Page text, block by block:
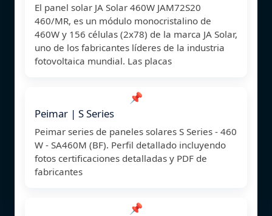
El panel solar JA Solar 460W JAM72S20
460/MR, es un módulo monocristalino de
460W y 156 células (2x78) de la marca JA Solar,
uno de los fabricantes líderes de la industria
fotovoltaica mundial. Las placas
📌
Peimar | S Series
Peimar series de paneles solares S Series - 460
W - SA460M (BF). Perfil detallado incluyendo
fotos certificaciones detalladas y PDF de
fabricantes
📌